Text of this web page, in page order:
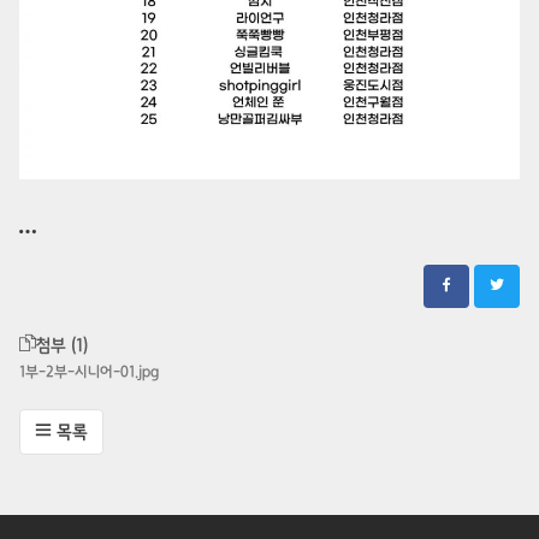
첨부 (1)
1부-2부-시니어-01.jpg
목록